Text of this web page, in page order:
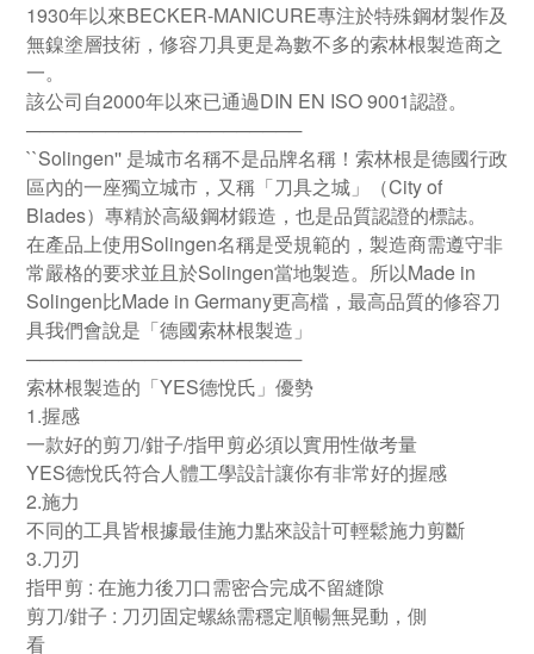
1930年以來BECKER-MANICURE專注於特殊鋼材製作及
無鎳塗層技術，修容刀具更是為數不多的索林根製造商之
一。
該公司自2000年以來已通過DIN EN ISO 9001認證。
─────────────────────
``Solingen'' 是城市名稱不是品牌名稱！索林根是德國行政
區內的一座獨立城市，又稱「刀具之城」（City of
Blades）專精於高級鋼材鍛造，也是品質認證的標誌。
在產品上使用Solingen名稱是受規範的，製造商需遵守非
常嚴格的要求並且於Solingen當地製造。所以Made in
Solingen比Made in Germany更高檔，最高品質的修容刀
具我們會說是「德國索林根製造」
─────────────────────
索林根製造的「YES德悅氏」優勢
1.握感
一款好的剪刀/鉗子/指甲剪必須以實用性做考量
YES德悅氏符合人體工學設計讓你有非常好的握感
2.施力
不同的工具皆根據最佳施力點來設計可輕鬆施力剪斷
3.刀刃
指甲剪 : 在施力後刀口需密合完成不留縫隙
剪刀/鉗子 : 刀刃固定螺絲需穩定順暢無晃動，側
看